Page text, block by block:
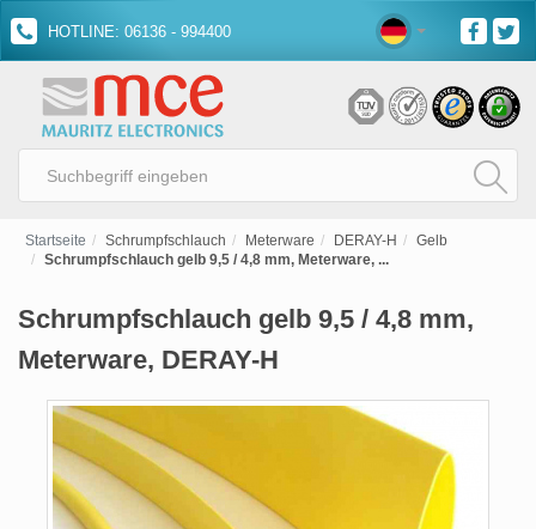
HOTLINE: 06136 - 994400
Startseite Schrumpfschlauch Meterware DERAY-H
Gelb
Schrumpfschlauch gelb 9,5 / 4,8 mm, Meterware, ...
Schrumpfschlauch gelb 9,5 / 4,8 mm,
Meterware, DERAY-H